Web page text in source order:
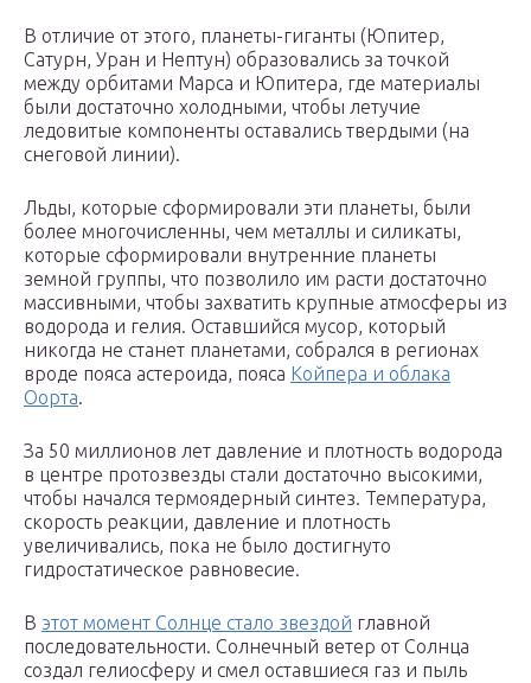
В отличие от этого, планеты-гиганты (Юпитер,
Сатурн, Уран и Нептун) образовались за точкой
между орбитами Марса и Юпитера, где материалы
были достаточно холодными, чтобы летучие
ледовитые компоненты оставались твердыми (на
снеговой линии).
Льды, которые сформировали эти планеты, были
более многочисленны, чем металлы и силикаты,
которые сформировали внутренние планеты
земной группы, что позволило им расти достаточно
массивными, чтобы захватить крупные атмосферы из
водорода и гелия. Оставшийся мусор, который
никогда не станет планетами, собрался в регионах
вроде пояса астероида, пояса Койпера и облака
Оорта.
За 50 миллионов лет давление и плотность водорода
в центре протозвезды стали достаточно высокими,
чтобы начался термоядерный синтез. Температура,
скорость реакции, давление и плотность
увеличивались, пока не было достигнуто
гидростатическое равновесие.
В этот момент Солнце стало звездой главной
последовательности. Солнечный ветер от Солнца
создал гелиосферу и смел оставшиеся газ и пыль